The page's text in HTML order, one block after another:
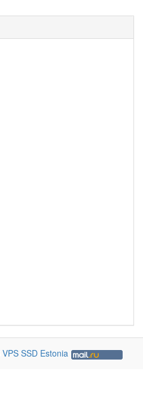
VPS SSD Estonia